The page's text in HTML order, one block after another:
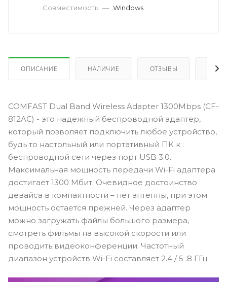
Совместимость — Windows
ОПИСАНИЕ НАЛИЧИЕ ОТЗЫВЫ КАК
COMFAST Dual Band Wireless Adapter 1300Mbps (CF-
812AC) - это надежный беспроводной адаптер,
который позволяет подключить любое устройство,
будь то настольный или портативный ПК к
беспроводной сети через порт USB 3.0.
Максимальная мощность передачи Wi-Fi адаптера
достигает 1300 Мбит. Очевидное достоинство
девайса в компактности – нет антенны, при этом
мощность остается прежней. Через адаптер
можно загружать файлы большого размера,
смотреть фильмы на высокой скорости или
проводить видеоконференции. Частотный
диапазон устройств Wi-Fi составляет 2.4 / 5 .8 ГГц.